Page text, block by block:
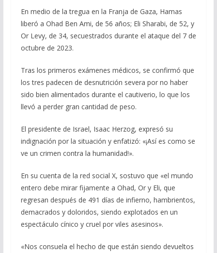
En medio de la tregua en la Franja de Gaza, Hamas
liberó a Ohad Ben Ami, de 56 años; Eli Sharabi, de 52, y
Or Levy, de 34, secuestrados durante el ataque del 7 de
octubre de 2023.
Tras los primeros exámenes médicos, se confirmó que
los tres padecen de desnutrición severa por no haber
sido bien alimentados durante el cautiverio, lo que los
llevó a perder gran cantidad de peso.
El presidente de Israel, Isaac Herzog, expresó su
indignación por la situación y enfatizó: «¡Así es como se
ve un crimen contra la humanidad!».
En su cuenta de la red social X, sostuvo que «el mundo
entero debe mirar fijamente a Ohad, Or y Eli, que
regresan después de 491 días de infierno, hambrientos,
demacrados y doloridos, siendo explotados en un
espectáculo cínico y cruel por viles asesinos».
«Nos consuela el hecho de que están siendo devueltos